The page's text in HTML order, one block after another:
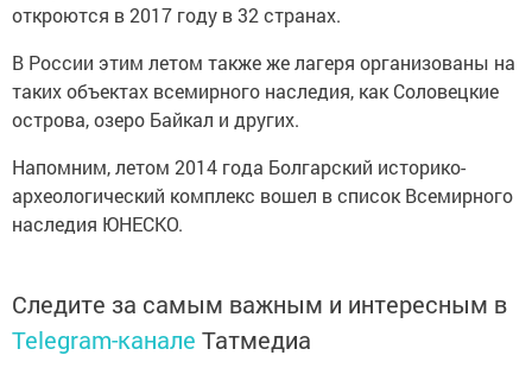
откроются в 2017 году в 32 странах.
В России этим летом также же лагеря организованы на
таких объектах всемирного наследия, как Соловецкие
острова, озеро Байкал и других.
Напомним, летом 2014 года Болгарский историко-
археологический комплекс вошел в список Всемирного
наследия ЮНЕСКО.
Следите за самым важным и интересным в
Telegram-канале Татмедиа